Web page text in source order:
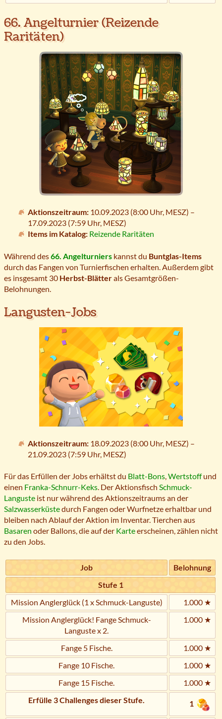
66. Angelturnier (Reizende
Raritäten)
Aktionszeitraum: 10.09.2023 (8:00 Uhr, MESZ) –
17.09.2023 (7:59 Uhr, MESZ)
Items im Katalog: Reizende Raritäten
Während des66. Angelturniers kannst du Buntglas-Items
durch das Fangen von Turnierfischen erhalten. Außerdem gibt
es insgesamt 30 Herbst-Blätterals Gesamtgrößen-
Belohnungen.
Langusten-Jobs
Aktionszeitraum: 18.09.2023 (8:00 Uhr, MESZ) –
21.09.2023 (7:59 Uhr, MESZ)
Für das Erfüllen der Jobs erhältst du Blatt-Bons,Wertstoffund
einen Franka-Schnurr-Keks. Der Aktionsfisch Schmuck-
Languste ist nur während des Aktionszeitraums an der
Salzwasserküstedurch Fangen oder Wurfnetze erhaltbar und
bleiben nach Ablauf der Aktion im Inventar. Tierchen aus
Basaren oder Ballons, die auf der Karteerscheinen, zählen nicht
zu den Jobs.
Job
Belohnung
Stufe 1
Mission Anglerglück (1 x Schmuck-Languste)
1.000 ★
Mission Anglerglück! Fange Schmuck-
Languste x 2.
1.000 ★
Fange 5 Fische.
1.000 ★
Fange 10 Fische.
1.000 ★
Fange 15 Fische.
1.000 ★
Erfülle 3 Challenges dieser Stufe.
1